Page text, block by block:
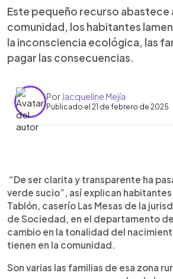
Este pequeño recurso abastece
comunidad, los habitantes
la inconsciencia ecológica, las
pagar las consecuencias.
Por Jacqueline Mejía
Publicado el 21 de febrero de 2025
Escuchar artículo
“De ser clarita y transparente ha
verde sucio”, así explican
Tablón, caserío Las Mesas de la
de Sociedad, en el departamento
cambio en la tonalidad del
tienen en la comunidad.
Son varias las familias de esa zona